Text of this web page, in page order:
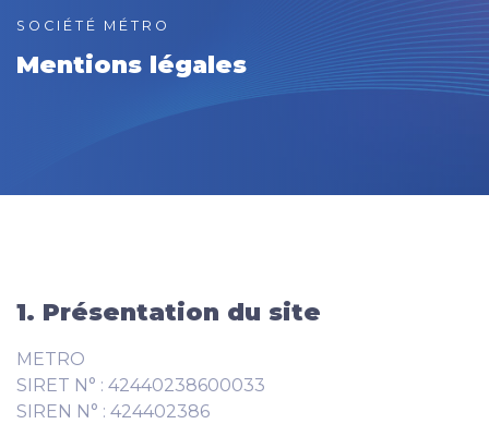
SOCIÉTÉ MÉTRO
Mentions légales
1. Présentation du site
METRO
SIRET N° : 42440238600033
SIREN N° : 424402386